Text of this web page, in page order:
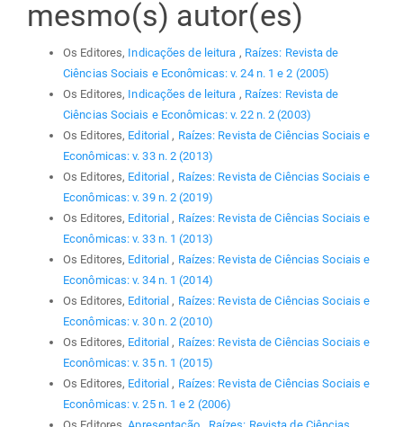
mesmo(s) autor(es)
Os Editores, Indicações de leitura , Raízes: Revista de
Ciências Sociais e Econômicas: v. 24 n. 1 e 2 (2005)
Os Editores, Indicações de leitura , Raízes: Revista de
Ciências Sociais e Econômicas: v. 22 n. 2 (2003)
Os Editores, Editorial, Raízes: Revista de Ciências Sociais e
Econômicas: v. 33 n. 2 (2013)
Os Editores, Editorial, Raízes: Revista de Ciências Sociais e
Econômicas: v. 39 n. 2 (2019)
Os Editores, Editorial, Raízes: Revista de Ciências Sociais e
Econômicas: v. 33 n. 1 (2013)
Os Editores, Editorial, Raízes: Revista de Ciências Sociais e
Econômicas: v. 34 n. 1 (2014)
Os Editores, Editorial, Raízes: Revista de Ciências Sociais e
Econômicas: v. 30 n. 2 (2010)
Os Editores, Editorial, Raízes: Revista de Ciências Sociais e
Econômicas: v. 35 n. 1 (2015)
Os Editores, Editorial, Raízes: Revista de Ciências Sociais e
Econômicas: v. 25 n. 1 e 2 (2006)